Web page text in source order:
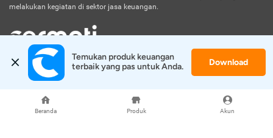
Beranda Produk Akun
melakukan kegiatan di sektor jasa keuangan.
© 2026 Cermati. All Rights Reserved.
Temukan produk keuangan
terbaik yang pas untuk Anda.
Download